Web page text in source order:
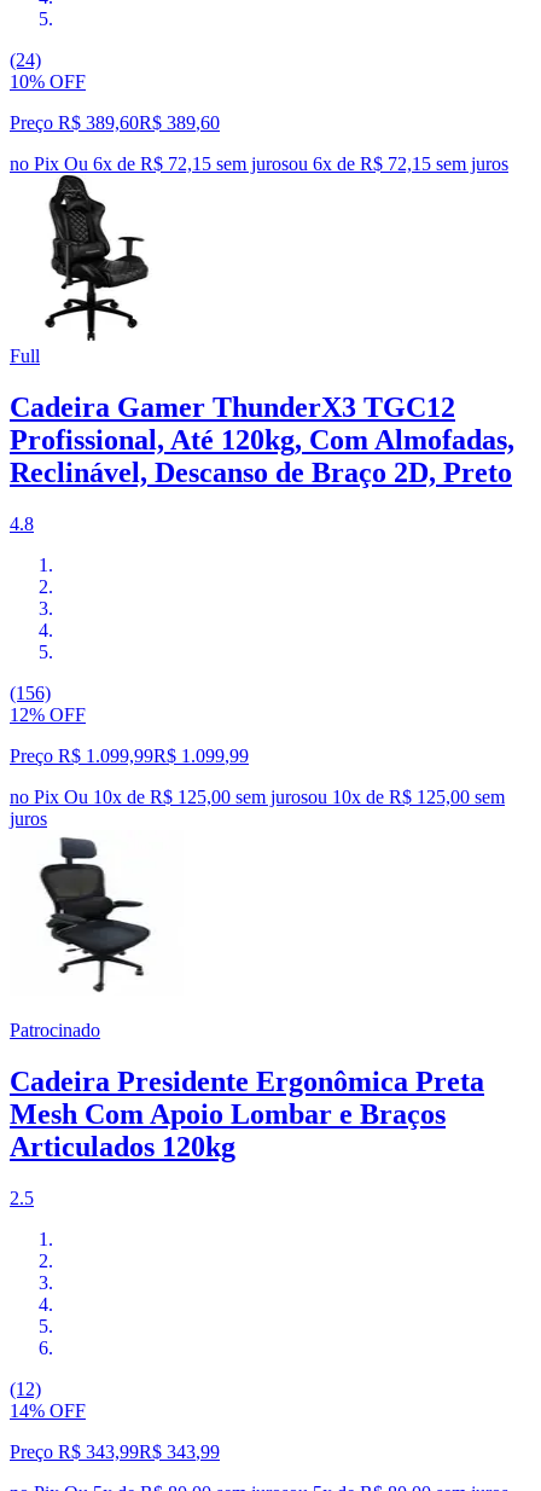
(24)
10% OFF
Preço R$ 389,60R$ 389,60
no Pix Ou 6x de R$ 72,15 sem jurosou 6x de R$ 72,15 sem juros
Full
Cadeira Gamer ThunderX3 TGC12
Profissional, Até 120kg, Com Almofadas,
Reclinável, Descanso de Braço 2D, Preto
4.8
(156)
12% OFF
Preço R$ 1.099,99R$ 1.099,99
no Pix Ou 10x de R$ 125,00 sem jurosou 10x de R$ 125,00 sem
juros
Patrocinado
Cadeira Presidente Ergonômica Preta
Mesh Com Apoio Lombar e Braços
Articulados 120kg
2.5
(12)
14% OFF
Preço R$ 343,99R$ 343,99